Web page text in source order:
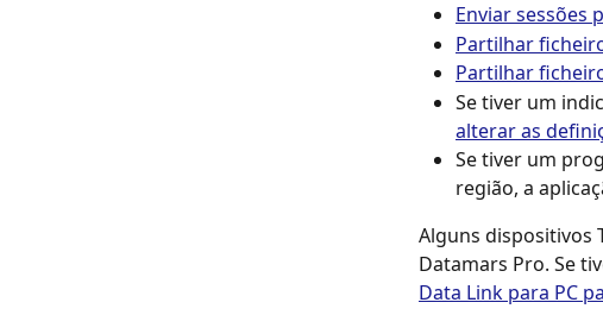
Enviar sessões
Partilhar
Partilhar
Se tiver um
alterar as
Se tiver um
região, a
Alguns dispositivos
Datamars Pro. Se
Data Link para PC